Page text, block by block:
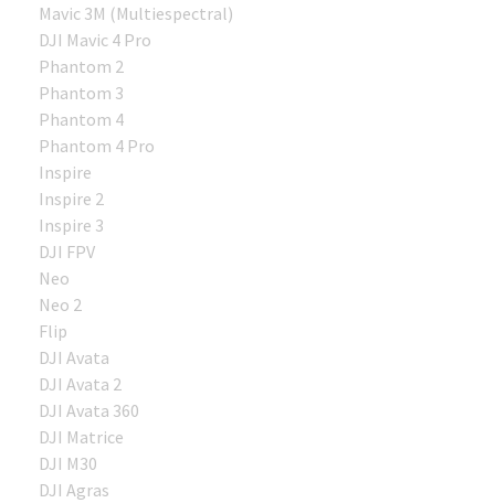
Mavic 3M (Multiespectral)
DJI Mavic 4 Pro
Phantom 2
Phantom 3
Phantom 4
Phantom 4 Pro
Inspire
Inspire 2
Inspire 3
DJI FPV
Neo
Neo 2
Flip
DJI Avata
DJI Avata 2
DJI Avata 360
DJI Matrice
DJI M30
DJI Agras